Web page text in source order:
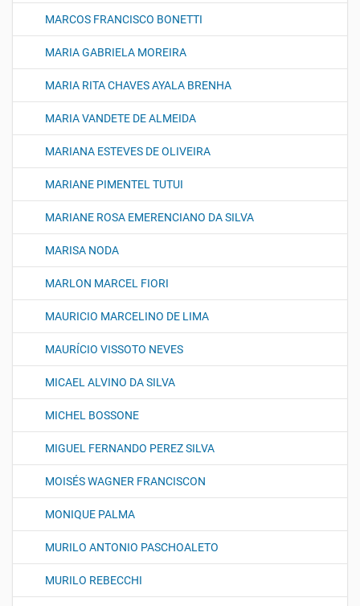
MARCOS FRANCISCO BONETTI
MARIA GABRIELA MOREIRA
MARIA RITA CHAVES AYALA BRENHA
MARIA VANDETE DE ALMEIDA
MARIANA ESTEVES DE OLIVEIRA
MARIANE PIMENTEL TUTUI
MARIANE ROSA EMERENCIANO DA SILVA
MARISA NODA
MARLON MARCEL FIORI
MAURICIO MARCELINO DE LIMA
MAURÍCIO VISSOTO NEVES
MICAEL ALVINO DA SILVA
MICHEL BOSSONE
MIGUEL FERNANDO PEREZ SILVA
MOISÉS WAGNER FRANCISCON
MONIQUE PALMA
MURILO ANTONIO PASCHOALETO
MURILO REBECCHI